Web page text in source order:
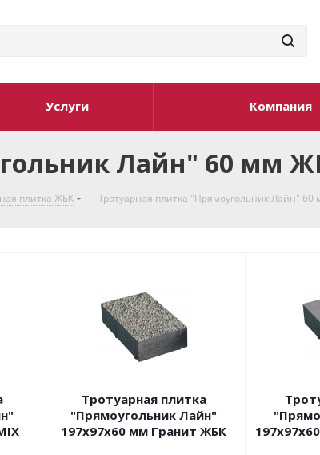
Услуги Компания
Лайн" 60 мм
плитка ЖБК - Тротуарная плитка "Прямоугольник Лайн"
Тротуарная плитка
"Прямоугольник Лайн"
197х97х60 мм Гранит ЖБК